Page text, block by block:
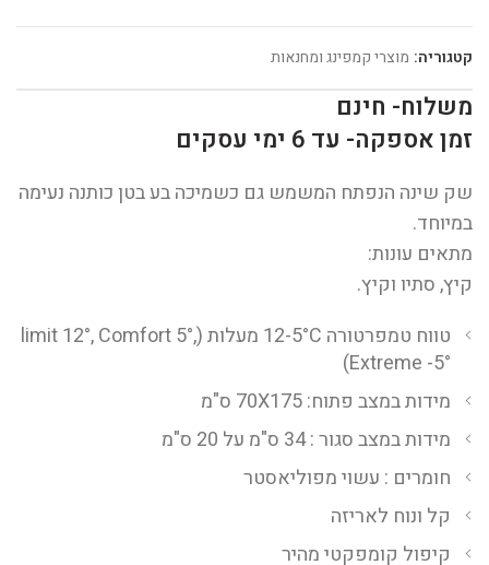
קטגוריה: מוצרי קמפינג ומחנאות
משלוח- חינם
זמן אספקה- עד 6 ימי עסקים
שק שינה הנפתח המשמש גם כשמיכה בע בטן כותנה נעימה
במיוחד.
מתאים עונות:
קיץ, סתיו וקיץ.
טווח טמפרטורה 12-5°C מעלות (limit 12°, Comfort 5°,
Extreme -5°)
מידות במצב פתוח: 70X175 ס"מ
מידות במצב סגור : 34 ס"מ על 20 ס"מ
חומרים : עשוי מפוליאסטר
קל ונוח לאריזה
קיפול קומפקטי מהיר